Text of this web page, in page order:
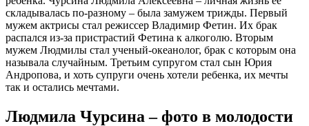
складывалась по-разному – была замужем трижды. Первый
мужем актрисы стал режиссер Владимир Фетин. Их брак
распался из-за пристрастий Фетина к алкоголю. Вторым
мужем Людмилы стал ученый-океанолог, брак с которым она
называла случайным. Третьим супругом стал сын Юрия
Андропова, и хоть супруги очень хотели ребенка, их мечты
так и остались мечтами.
Людмила Чурсина – фото в молодости